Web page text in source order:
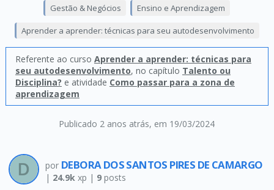
Publicado 2 anos atrás, em 19/03/2024
Gestão & Negócios Ensino e Aprendizagem
Aprender a aprender: técnicas para seu autodesenvolvimento
Referente ao curso Aprender a aprender: técnicas para
seu autodesenvolvimento, no capítulo Talento ou
Disciplina? e atividade Como passar para a zona de
aprendizagem
por DEBORA DOS SANTOS PIRES DE CAMARGO
| 24.9kxp | 9posts